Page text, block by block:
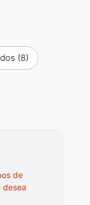
(8)
de
desea